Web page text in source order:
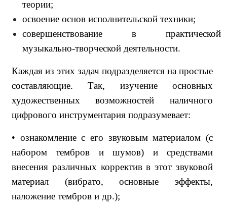
теории;
освоение основ исполнительской техники;
совершенствование в практической
музыкально-творческой деятельности.
Каждая из этих задач подразделяется на простые
составляющие. Так, изучение основных
художественных возможностей наличного
цифрового инструментария подразумевает:
• ознакомление с его звуковым материалом (с
набором тембров и шумов) и средствами
внесения различных корректив в этот звуковой
материал (вибрато, основные эффекты,
наложение тембров и др.);